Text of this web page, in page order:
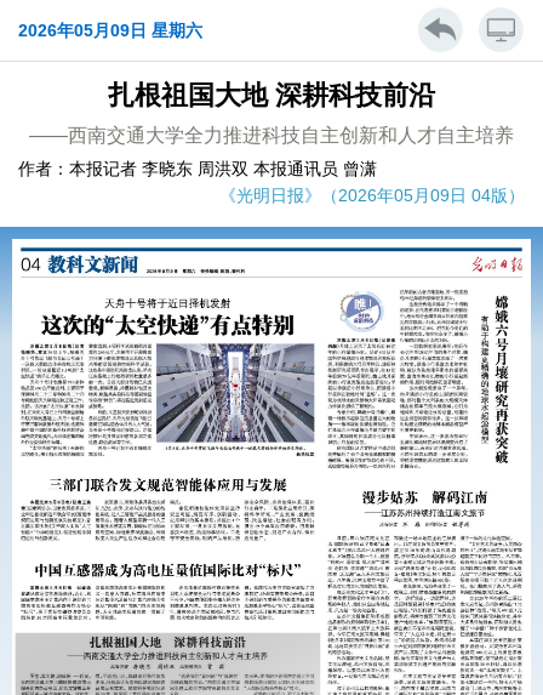
2026年05月09日 星期六
扎根祖国大地 深耕科技前沿
——西南交通大学全力推进科技自主创新和人才自主培养
作者：本报记者 李晓东 周洪双 本报通讯员 曾潇
《光明日报》（2026年05月09日 04版）